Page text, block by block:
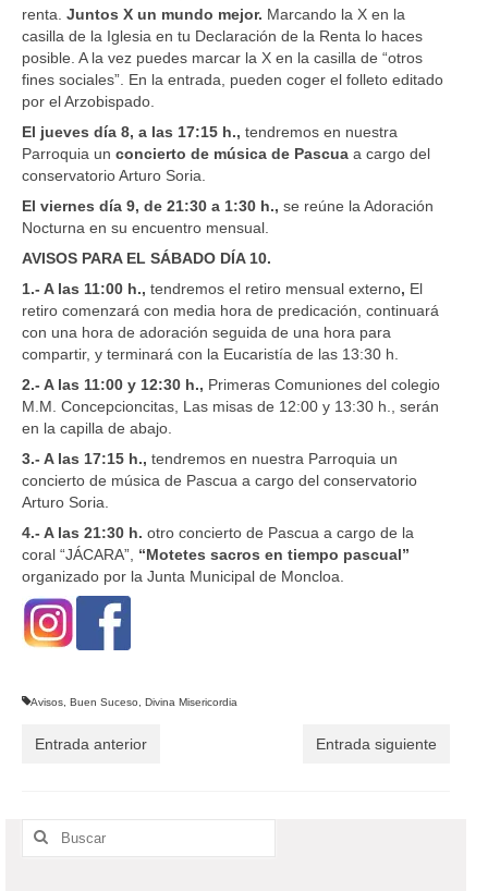
renta. Juntos X un mundo mejor. Marcando la X en la
casilla de la Iglesia en tu Declaración de la Renta lo haces
posible. A la vez puedes marcar la X en la casilla de “otros
fines sociales”. En la entrada, pueden coger el folleto editado
por el Arzobispado.
El jueves día 8, a las 17:15 h., tendremos en nuestra
Parroquia un concierto de música de Pascua a cargo del
conservatorio Arturo Soria.
El viernes día 9, de 21:30 a 1:30 h., se reúne la Adoración
Nocturna en su encuentro mensual.
AVISOS PARA EL SÁBADO DÍA 10.
1.- A las 11:00 h., tendremos el retiro mensual externo, El
retiro comenzará con media hora de predicación, continuará
con una hora de adoración seguida de una hora para
compartir, y terminará con la Eucaristía de las 13:30 h.
2.- A las 11:00 y 12:30 h., Primeras Comuniones del colegio
M.M. Concepcioncitas, Las misas de 12:00 y 13:30 h., serán
en la capilla de abajo.
3.- A las 17:15 h., tendremos en nuestra Parroquia un
concierto de música de Pascua a cargo del conservatorio
Arturo Soria.
4.- A las 21:30 h. otro concierto de Pascua a cargo de la
coral “JÁCARA”, “Motetes sacros en tiempo pascual”
organizado por la Junta Municipal de Moncloa.
Avisos Buen Suceso Divina Misericordia
Entrada anterior Entrada siguiente
Buscar